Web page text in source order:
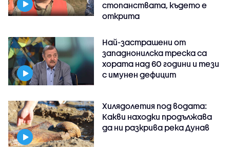
стопанствата, където е
открита
Най-застрашени от
западнонилска треска са
хората над 60 години и тези
с имунен дефицит
Хилядолетия под водата:
Какви находки продължава
да ни разкрива река Дунав